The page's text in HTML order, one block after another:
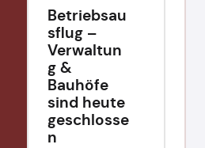
Betriebsau
sflug –
Verwaltun
g &
Bauhöfe
sind heute
geschlosse
n